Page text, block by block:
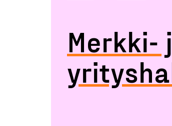
Merkki-